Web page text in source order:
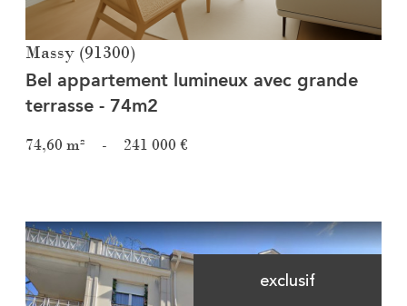
Massy (91300)
Bel appartement lumineux avec grande
terrasse - 74m2
74,60 m² - 241 000 €
exclusif